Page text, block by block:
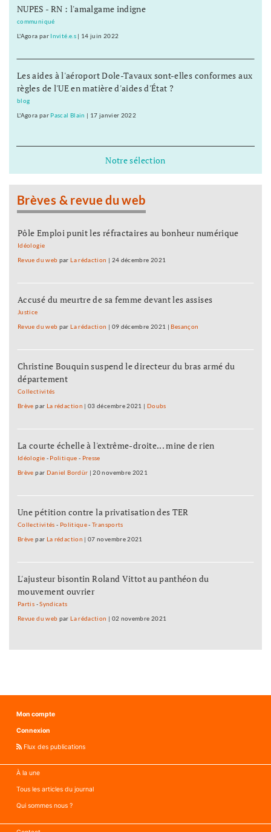
NUPES - RN : l'amalgame indigne
communiqué
L'Agora par Invité.e.s| 14 juin 2022
Les aides à l'aéroport Dole-Tavaux sont-elles conformes aux
règles de l'UE en matière d'aides d'État ?
blog
L'Agora par Pascal Blain | 17 janvier 2022
Notre sélection
Brèves & revue du web
Pôle Emploi punit les réfractaires au bonheur numérique
Idéologie
Revue du web parLa rédaction | 24 décembre 2021
Accusé du meurtre de sa femme devant les assises
Justice
Revue du web parLa rédaction | 09 décembre 2021 |Besançon
Christine Bouquin suspend le directeur du bras armé du
département
Collectivités
Brève par La rédaction |03 décembre 2021 | Doubs
La courte échelle à l'extrême-droite... mine de rien
Idéologie - Politique - Presse
Brève par Daniel Bordür |20 novembre 2021
Une pétition contre la privatisation des TER
Collectivités - Politique-Transports
Brève par La rédaction |07 novembre 2021
L'ajusteur bisontin Roland Vittot au panthéon du
mouvement ouvrier
Partis -Syndicats
Revue du web parLa rédaction | 02 novembre 2021
Mon compte
Connexion
Flux des publications
À la une
Tous les articles du journal
Qui sommes nous ?